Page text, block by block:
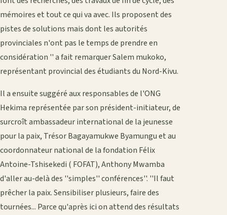
mémoires et tout ce qui va avec. Ils proposent des
pistes de solutions mais dont les autorités
provinciales n'ont pas le temps de prendre en
considération '' a fait remarquer Salem mukoko,
représentant provincial des étudiants du Nord-Kivu.
Il a ensuite suggéré aux responsables de l'ONG
Hekima représentée par son président-initiateur, de
surcroît ambassadeur international de la jeunesse
pour la paix, Trésor Bagayamukwe Byamungu et au
coordonnateur national de la fondation Félix
Antoine-Tshisekedi ( FOFAT), Anthony Mwamba
d'aller au-delà des ''simples'' conférences''. ''Il faut
prêcher la paix. Sensibiliser plusieurs, faire des
tournées... Parce qu'après ici on attend des résultats